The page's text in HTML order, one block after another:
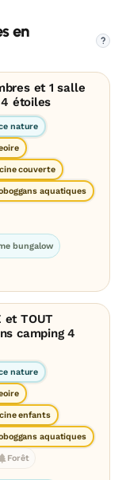
en
?
et 1 salle
étoiles
nature
couverte
aquatiques
bungalow
et TOUT
camping 4
nature
enfants
aquatiques
Forêt